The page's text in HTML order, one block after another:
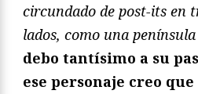
circundado de post-its en
lados, como una
debo tantísimo a su
ese personaje creo